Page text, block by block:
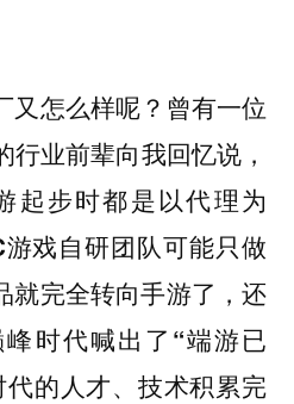
又怎么样呢？曾有一位
行业前辈向我回忆说，
起步时都是以代理为
戏自研团队可能只做
就完全转向手游了，还
时代喊出了“端游已
的人才、技术积累完